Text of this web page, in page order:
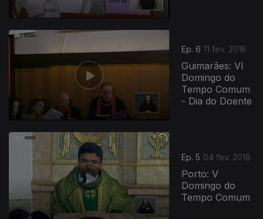
Ep. 6 11 fev. 2018
Guimarães: VI
Domingo do
Tempo Comum
- Dia do Doente
Ep. 5 04 fev. 2018
Porto: V
Domingo do
Tempo Comum